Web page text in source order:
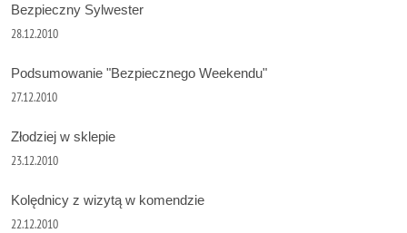
Bezpieczny Sylwester
28.12.2010
Podsumowanie "Bezpiecznego Weekendu"
27.12.2010
Złodziej w sklepie
23.12.2010
Kolędnicy z wizytą w komendzie
22.12.2010